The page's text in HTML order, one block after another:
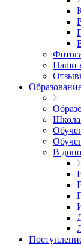
Наши
Школа
В